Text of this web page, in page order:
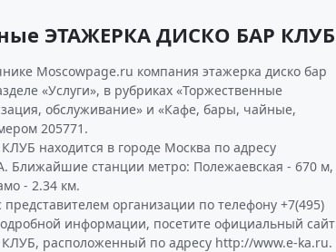
ЭТАЖЕРКА ДИСКО БАР КЛУБ
Moscowpage.ru компания этажерка диско бар
«Услуги», в рубриках «Торжественные
обслуживание» и «Кафе, бары, чайные,
205771.
находится в городе Москва по адресу
Ближайшие станции метро: Полежаевская - 670 м,
- 2.34 км.
организации по телефону +7(495)
информации, посетите официальный сайт
расположенный по адресу http://www.e-ka.ru.